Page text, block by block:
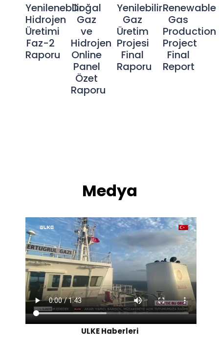
Yenilenebilir
Hidrojen
Üretimi
Faz-2
Raporu
Doğal
Gaz
ve
Hidrojen
Online
Panel
Özet
Raporu
Yenilebilir
Gaz
Üretim
Projesi
Final
Raporu
Renewable
Gas
Production
Project
Final
Report
Medya
ULKE Haberleri